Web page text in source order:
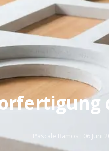
Pascale Ramos 06 Juni